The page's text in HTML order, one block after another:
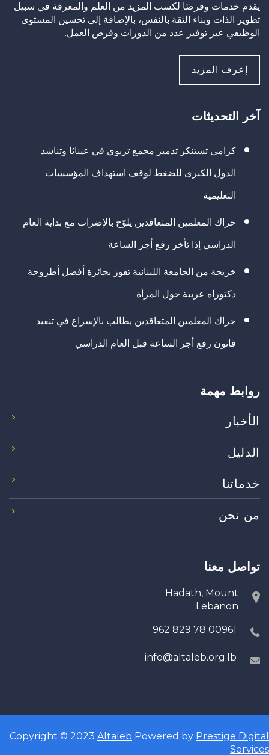
يقدم خدمات وفرصًا لكسب المزيد من العلم والمعرفة في سبيل
تطوير الذات وبناء الثقة بالنفس، بالإضافة إلى تحسين المستوى
الوظيفي عبر توفير عدد من الدورات وفرص العمل.
إعرف المزيد
آخر التحديثات
كرامي تستنكر تدمير مجمع تربوي في عيناثا وتناشد
الدول الكبرى للضغط لوقف استهداف المؤسسات
التعليمية
حراك المعلمين المتعاقدين يلوّح بالإضراب مع بداية العام
الدراسي إذا تأخر رفع أجر الساعة
خريجة من الجامعة اللبنانية تفوز بجائزة أفضل أطروحة
دكتوراه عربية حول المرأة
حراك المعلمين المتعاقدين يطالب بالإسراع في تنفيذ
قانون رفع أجر الساعة قبل العام الدراسي
روابط مهمة
الأخبار
الدليل
خدماتنا
من نحن
تواصل معنا
Hadath, Mount
Lebanon
00961 78 829 962
info@altaleb.org.lb
Copyright © 2023 Altaleb Powered by Prestige Digital
Services